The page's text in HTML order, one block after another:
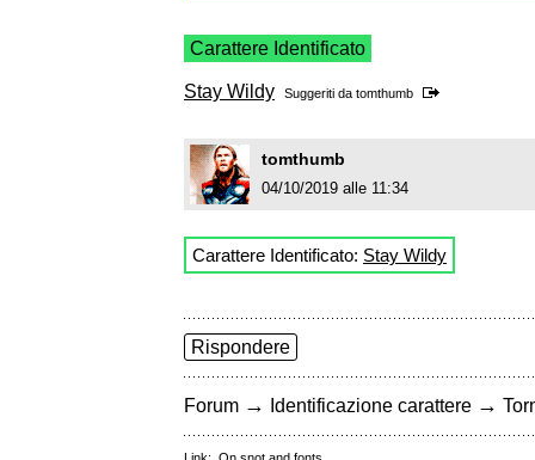
Carattere Identificato
Stay Wildy Suggeriti da tomthumb
tomthumb
04/10/2019 alle 11:34
Carattere Identificato: Stay Wildy
Rispondere
Forum → Identificazione carattere →